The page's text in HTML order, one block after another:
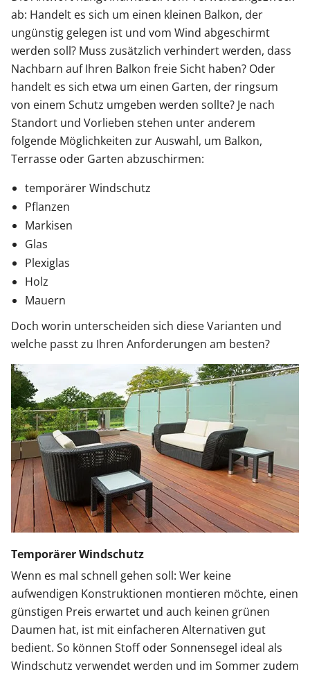
ab: Handelt es sich um einen kleinen Balkon, der
ungünstig gelegen ist und vom Wind abgeschirmt
werden soll? Muss zusätzlich verhindert werden, dass
Nachbarn auf Ihren Balkon freie Sicht haben? Oder
handelt es sich etwa um einen Garten, der ringsum
von einem Schutz umgeben werden sollte? Je nach
Standort und Vorlieben stehen unter anderem
folgende Möglichkeiten zur Auswahl, um Balkon,
Terrasse oder Garten abzuschirmen:
temporärer Windschutz
Pflanzen
Markisen
Glas
Plexiglas
Holz
Mauern
Doch worin unterscheiden sich diese Varianten und
welche passt zu Ihren Anforderungen am besten?
Temporärer Windschutz
Wenn es mal schnell gehen soll: Wer keine
aufwendigen Konstruktionen montieren möchte, einen
günstigen Preis erwartet und auch keinen grünen
Daumen hat, ist mit einfacheren Alternativen gut
bedient. So können Stoff oder Sonnensegel ideal als
Windschutz verwendet werden und im Sommer zudem